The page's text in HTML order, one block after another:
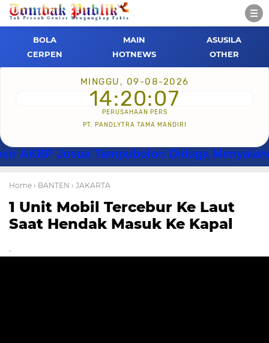
BOLA MAIN
ASUSILA
CERPEN
HOTNEWS OTHER
MINGGU, 09-08-2026
14:20:07
PERUSAHAAN PERS
PT. PANDLYTRA TAMA MANDIRI
Josua Tampubolon Diduga
Home › BANTEN › JAKARTA
1 Unit Mobil Tercebur Ke Laut
Saat Hendak Masuk Ke Kapal